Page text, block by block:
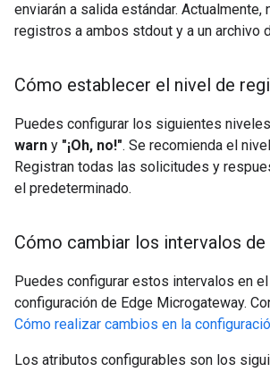
enviarán a salida estándar. Actualmente,
registros a ambos stdout y a un archivo
Cómo establecer el nivel de
Puedes configurar los siguientes
warn y "¡Oh, no!". Se recomienda el
Registran todas las solicitudes y
el predeterminado.
Cómo cambiar los intervalos
Puedes configurar estos intervalos en
configuración de Edge Microgateway.
Cómo realizar cambios en la
Los atributos configurables son los